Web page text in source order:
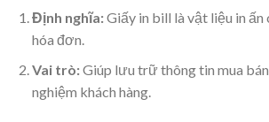
Định nghĩa:Giấy in bill là vật liệu in ấn
hóa đơn.
Vai trò:Giúp lưu trữ thông tin mua
nghiệm khách hàng.